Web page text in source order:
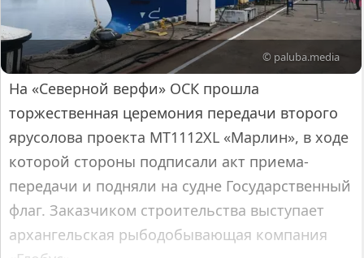
© paluba.media
На «Северной верфи» ОСК прошла
торжественная церемония передачи второго
ярусолова проекта МТ1112XL «Марлин», в ходе
которой стороны подписали акт приема-
передачи и подняли на судне Государственный
флаг. Заказчиком строительства выступает
архангельская рыбодобывающая компания